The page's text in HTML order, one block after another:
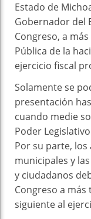
Estado de
Gobernador del
Congreso, a
Pública de la
ejercicio fiscal
Solamente se
presentación
cuando medie
Poder
Por su parte,
municipales y
y ciudadanos
Congreso a
siguiente al